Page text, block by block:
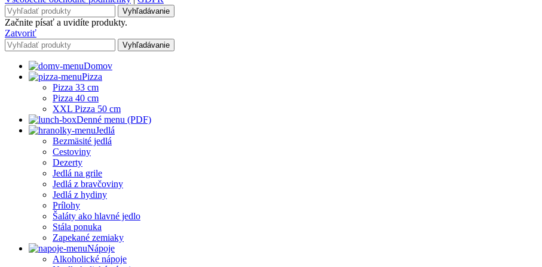
Vyhľadávanie
Začnite písať a uvidíte produkty.
Zatvoriť
Vyhľadávanie
Domov
Pizza
Pizza 33 cm
Pizza 40 cm
XXL Pizza 50 cm
Denné menu (PDF)
Jedlá
Bezmäsité jedlá
Cestoviny
Dezerty
Jedlá na grile
Jedlá z bravčoviny
Jedlá z hydiny
Prílohy
Šaláty ako hlavné jedlo
Stála ponuka
Zapekané zemiaky
Nápoje
Alkoholické nápoje